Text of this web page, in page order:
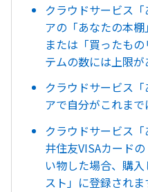
クラウドサービス
アの「あなたの本棚
または「買ったも
テムの数には上限が
クラウドサービス
アで自分がこれま
クラウドサービス
井住友VISAカード
い物した場合、購
スト」に登録されま